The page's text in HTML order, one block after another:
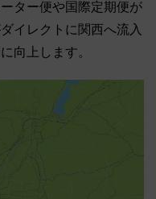
ター便や国際定期便が
イレクトに関西へ流入
向上します。